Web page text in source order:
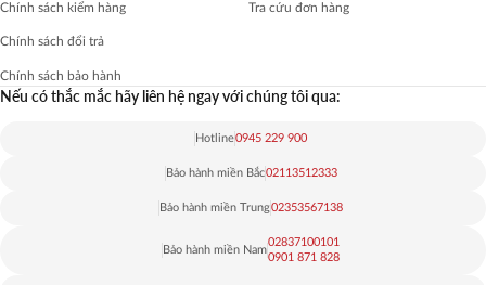
Chính sách kiểm hàng
Chính sách đổi trả
Chính sách bảo hành
Tra cứu đơn hàng
Nếu có thắc mắc hãy liên hệ ngay với chúng tôi qua:
Hotline0945 229 900
Bảo hành miền Bắc02113512333
Bảo hành miền Trung02353567138
Bảo hành miền Nam
02837100101
0901 871 828